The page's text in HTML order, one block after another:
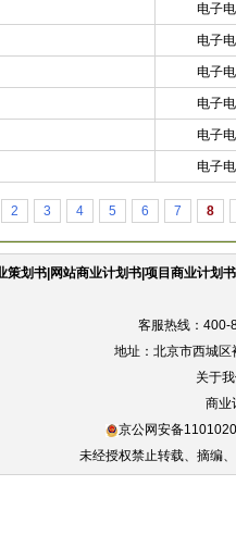
电子
电子
电子
电子
电子
电子
2 3 4 5 6 7 8
划书|网站商业计划书|项目商业计
客服热线：
地址：北京市西城
关于
商业
京公网安备
未经授权禁止转载、摘编